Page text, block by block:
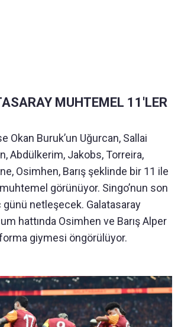
MUHTEMEL 11'LER
Okan Buruk’un Uğurcan, Sallai
Abdülkerim, Jakobs, Torreira,
Osimhen, Barış şeklinde bir 11 ile
görünüyor. Singo’nun son
netleşecek. Galatasaray
hattında Osimhen ve Barış Alper
giymesi öngörülüyor.